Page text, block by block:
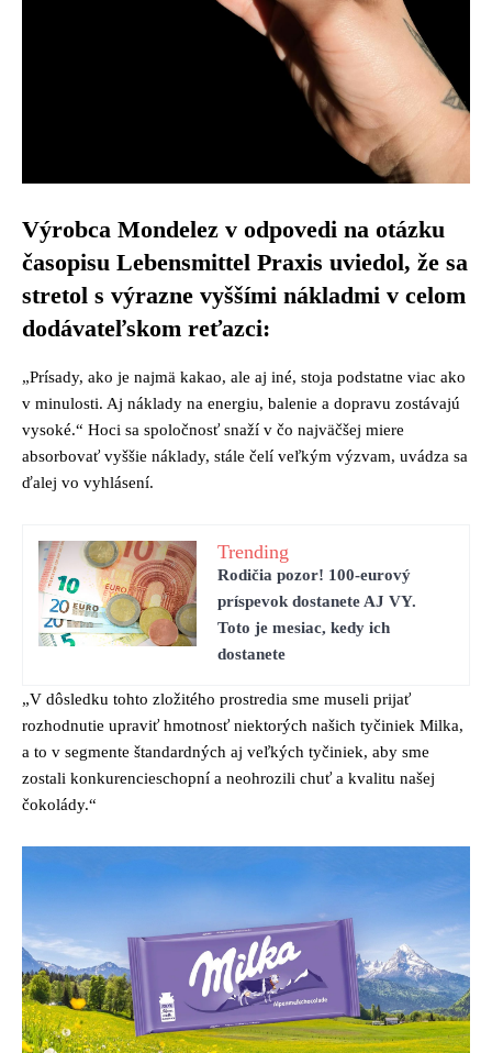
Výrobca Mondelez v odpovedi na otázku
časopisu Lebensmittel Praxis uviedol, že sa
stretol s výrazne vyššími nákladmi v celom
dodávateľskom reťazci:
„Prísady, ako je najmä kakao, ale aj iné, stoja podstatne viac ako
v minulosti. Aj náklady na energiu, balenie a dopravu zostávajú
vysoké.“ Hoci sa spoločnosť snaží v čo najväčšej miere
absorbovať vyššie náklady, stále čelí veľkým výzvam, uvádza sa
ďalej vo vyhlásení.
Trending
Rodičia pozor! 100-eurový
príspevok dostanete AJ VY.
Toto je mesiac, kedy ich
dostanete
„V dôsledku tohto zložitého prostredia sme museli prijať
rozhodnutie upraviť hmotnosť niektorých našich tyčiniek Milka,
a to v segmente štandardných aj veľkých tyčiniek, aby sme
zostali konkurencieschopní a neohrozili chuť a kvalitu našej
čokolády.“